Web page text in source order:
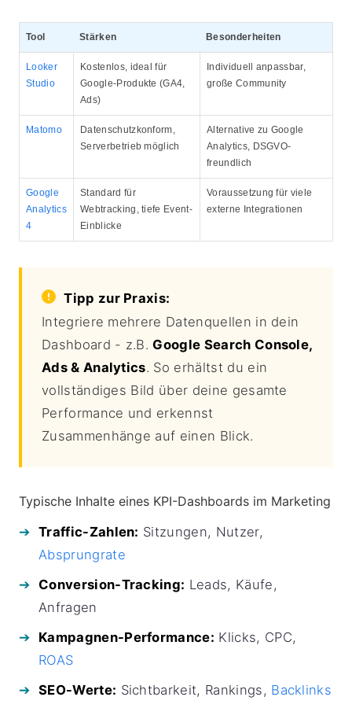
Tool Stärken Besonderheiten
Looker
Studio
Kostenlos, ideal für
Google-Produkte (GA4,
Ads)
Individuell anpassbar,
große Community
Matomo
Datenschutzkonform,
Serverbetrieb möglich
Alternative zu Google
Analytics, DSGVO-
freundlich
Google
Analytics
4
Standard für
Webtracking, tiefe Event-
Einblicke
Voraussetzung für viele
externe Integrationen
Tipp zur Praxis:
Integriere mehrere Datenquellen in dein
Dashboard - z.B.Google Search Console,
Ads & Analytics. So erhältst du ein
vollständiges Bild über deine gesamte
Performance und erkennst
Zusammenhänge auf einen Blick.
Typische Inhalte eines KPI-Dashboards im Marketing
Traffic-Zahlen: Sitzungen, Nutzer,
Absprungrate
Conversion-Tracking: Leads, Käufe,
Anfragen
Kampagnen-Performance: Klicks, CPC,
ROAS
SEO-Werte: Sichtbarkeit, Rankings, Backlinks